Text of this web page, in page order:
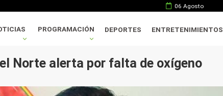
06 Agosto
PROGRAMACIÓN DEPORTES ENTRETENIMIENTOS
Norte alerta por falta de oxígeno